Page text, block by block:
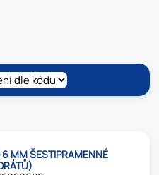
6 MM ŠESTIPRAMENNÉ